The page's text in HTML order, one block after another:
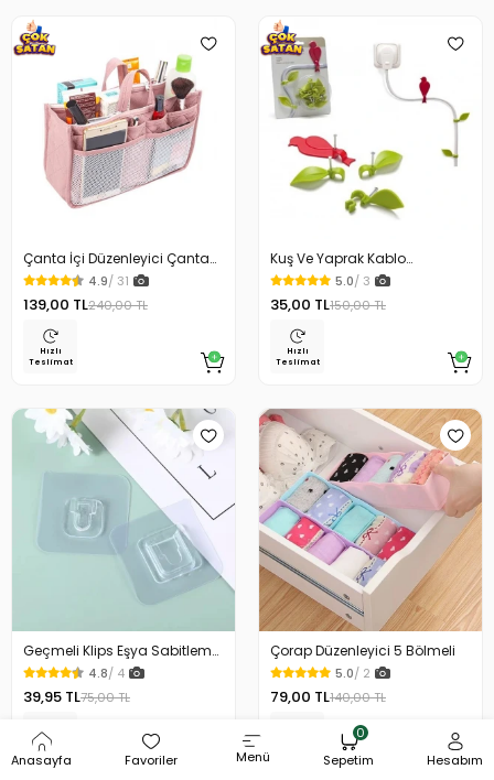
Anasayfa Favoriler Menü
0
Sepetim
Hesabım
Çanta İçi Düzenleyici Çanta
Organizeri4.9/ 31
139,00 TL240,00 TL
Hızlı
Teslimat
Kuş Ve Yaprak Kablo
Sabitleyici Danhao Wire
Blooms
5.0/ 3
35,00 TL150,00 TL
Hızlı
Teslimat
Geçmeli Klips Eşya Sabitleme
Askısı 2 Set4.8/ 4
39,95 TL75,00 TL
Hızlı
Teslimat
Çorap Düzenleyici 5 Bölmeli
5.0/ 2
79,00 TL140,00 TL